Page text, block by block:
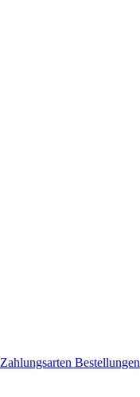
Zahlungsarten Bestellungen